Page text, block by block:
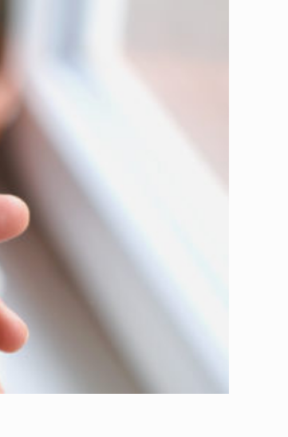
的乖乖牌模樣；其實做回收也可以很美、很